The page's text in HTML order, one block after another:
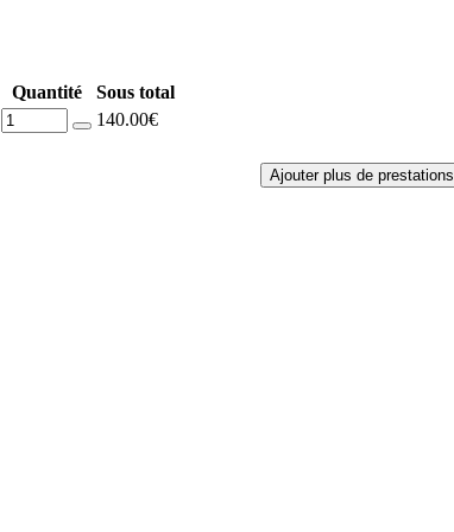
Quantité
Sous total
140.00€
Ajouter plus de prestations